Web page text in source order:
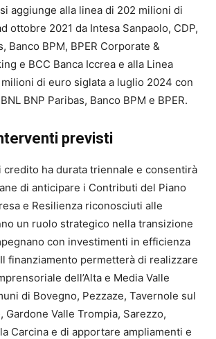
aggiunge alla linea di 202 milioni di
ottobre 2021 da Intesa Sanpaolo, CDP,
Banco BPM, BPER Corporate &
e BCC Banca Iccrea e alla Linea
di euro siglata a luglio 2024 con
BNP Paribas, Banco BPM e BPER.
previsti
credito ha durata triennale e consentirà
di anticipare i Contributi del Piano
e Resilienza riconosciuti alle
un ruolo strategico nella transizione
con investimenti in efficienza
finanziamento permetterà di realizzare
dell’Alta e Media Valle
di Bovegno, Pezzaze, Tavernole sul
Gardone Valle Trompia, Sarezzo,
Carcina e di apportare ampliamenti e